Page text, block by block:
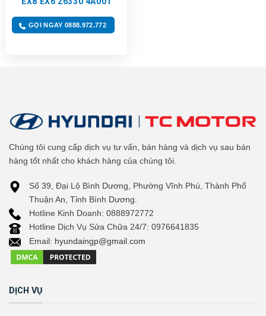
GỌI NGAY 0888.972.772
Chúng tôi cung cấp dịch vụ tư vấn, bán hàng và dịch vụ sau bán
hàng tốt nhất cho khách hàng của chúng tôi.
Số 39, Đại Lộ Bình Dương, Phường Vĩnh Phú, Thành Phố
Thuận An, Tỉnh Bình Dương.
Hotline Kinh Doanh: 0888972772
Hotline Dịch Vụ Sửa Chữa 24/7: 0976641835
Email: hyundaingp@gmail.com
DỊCH VỤ